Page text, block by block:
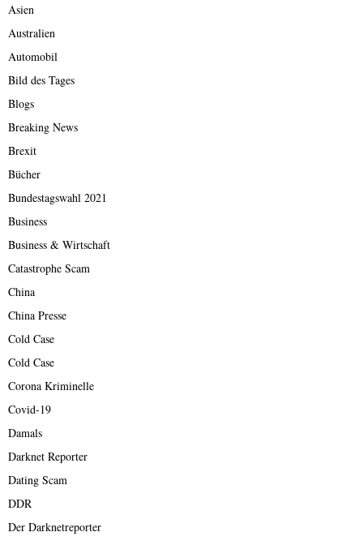
Asien
Australien
Automobil
Bild des Tages
Blogs
Breaking News
Brexit
Bücher
Bundestagswahl 2021
Business
Business & Wirtschaft
Catastrophe Scam
China
China Presse
Cold Case
Cold Case
Corona Kriminelle
Covid-19
Damals
Darknet Reporter
Dating Scam
DDR
Der Darknetreporter